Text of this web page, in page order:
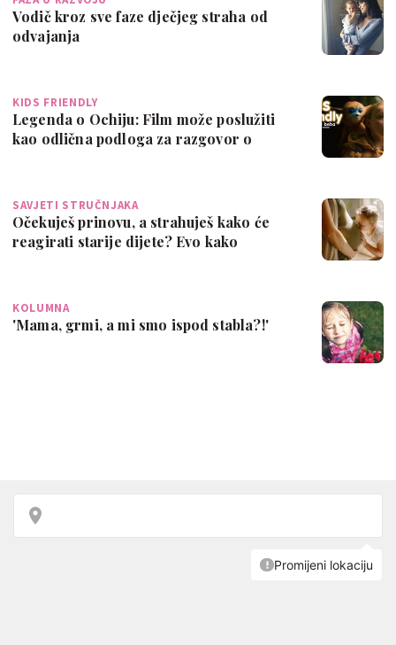
Vodič kroz sve faze dječjeg straha od
odvajanja
KIDS FRIENDLY
Legenda o Ochiju: Film može poslužiti
kao odlična podloga za razgovor o
SAVJETI STRUČNJAKA
Očekuješ prinovu, a strahuješ kako će
reagirati starije dijete? Evo kako
KOLUMNA
'Mama, grmi, a mi smo ispod stabla?!'